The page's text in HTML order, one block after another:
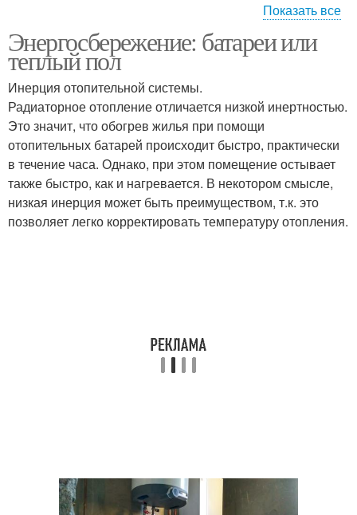
Тупиковая система Водяная система
Системы без насоса Отопительные системы
Автономные системы
Циркуляционная
система
Показать все
Энергосбережение: батареи или
теплый пол
Инерция отопительной системы.
Радиаторное отопление отличается низкой инертностью.
Это значит, что обогрев жилья при помощи
отопительных батарей происходит быстро, практически
в течение часа. Однако, при этом помещение остывает
также быстро, как и нагревается. В некотором смысле,
низкая инерция может быть преимуществом, т.к. это
позволяет легко корректировать температуру отопления.